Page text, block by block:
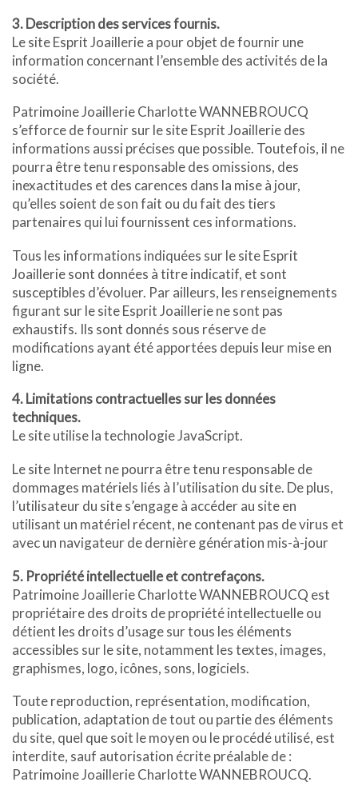
3. Description des services fournis.
Le site Esprit Joaillerie a pour objet de fournir une
information concernant l’ensemble des activités de la
société.
Patrimoine Joaillerie Charlotte WANNEBROUCQ
s’efforce de fournir sur le site Esprit Joaillerie des
informations aussi précises que possible. Toutefois, il ne
pourra être tenu responsable des omissions, des
inexactitudes et des carences dans la mise à jour,
qu’elles soient de son fait ou du fait des tiers
partenaires qui lui fournissent ces informations.
Tous les informations indiquées sur le site Esprit
Joaillerie sont données à titre indicatif, et sont
susceptibles d’évoluer. Par ailleurs, les renseignements
figurant sur le site Esprit Joaillerie ne sont pas
exhaustifs. Ils sont donnés sous réserve de
modifications ayant été apportées depuis leur mise en
ligne.
4. Limitations contractuelles sur les données
techniques.
Le site utilise la technologie JavaScript.
Le site Internet ne pourra être tenu responsable de
dommages matériels liés à l’utilisation du site. De plus,
l’utilisateur du site s’engage à accéder au site en
utilisant un matériel récent, ne contenant pas de virus et
avec un navigateur de dernière génération mis-à-jour
5. Propriété intellectuelle et contrefaçons.
Patrimoine Joaillerie Charlotte WANNEBROUCQ est
propriétaire des droits de propriété intellectuelle ou
détient les droits d’usage sur tous les éléments
accessibles sur le site, notamment les textes, images,
graphismes, logo, icônes, sons, logiciels.
Toute reproduction, représentation, modification,
publication, adaptation de tout ou partie des éléments
du site, quel que soit le moyen ou le procédé utilisé, est
interdite, sauf autorisation écrite préalable de :
Patrimoine Joaillerie Charlotte WANNEBROUCQ.